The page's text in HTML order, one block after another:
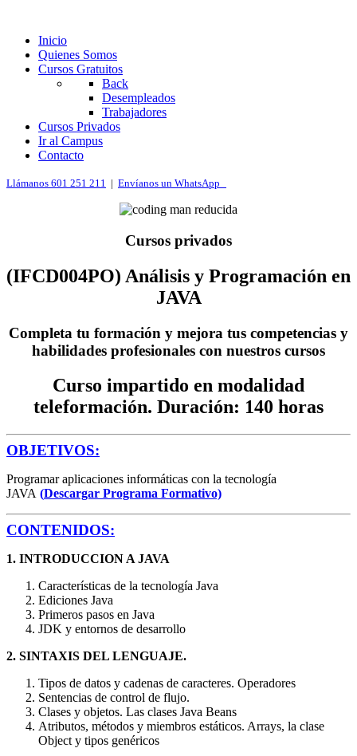
Inicio
Quienes Somos
Cursos Gratuitos
Back
Desempleados
Trabajadores
Cursos Privados
Ir al Campus
Contacto
Llámanos 601 251 211 | Envíanos un WhatsApp
Cursos privados
(IFCD004PO) Análisis y Programación en
JAVA
Completa tu formación y mejora tus competencias y
habilidades profesionales con nuestros cursos
Curso impartido en modalidad
teleformación. Duración: 140 horas
OBJETIVOS:
Programar aplicaciones informáticas con la tecnología
JAVA (Descargar Programa Formativo)
CONTENIDOS:
1. INTRODUCCION A JAVA
Características de la tecnología Java
Ediciones Java
Primeros pasos en Java
JDK y entornos de desarrollo
2. SINTAXIS DEL LENGUAJE.
Tipos de datos y cadenas de caracteres. Operadores
Sentencias de control de flujo.
Clases y objetos. Las clases Java Beans
Atributos, métodos y miembros estáticos. Arrays, la clase
Object y tipos genéricos